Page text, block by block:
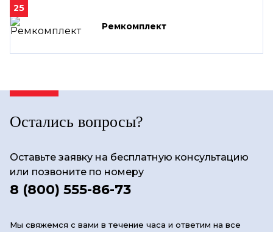
25
Ремкомплект
Остались вопросы?
Оставьте заявку на бесплатную консультацию
или позвоните по номеру
8 (800) 555-86-73
Мы свяжемся с вами в течение часа и ответим на все